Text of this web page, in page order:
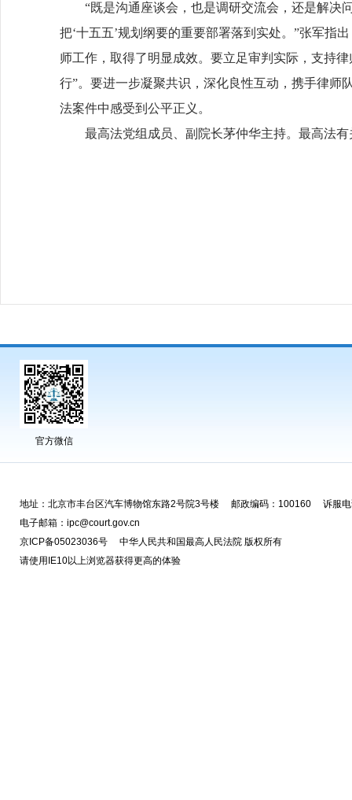
“既是沟通座谈会，也是调研交流会，还是解决问
把‘十五五’规划纲要的重要部署落到实处。”张军指
师工作，取得了明显成效。要立足审判实际，支持
行”。要进一步凝聚共识，深化良性互动，携手律师
法案件中感受到公平正义。
最高法党组成员、副院长茅仲华主持。最高法有
官方微信
地址：北京市丰台区汽车博物馆东路2号院3号楼 邮政编码：100160 诉服
电子邮箱：ipc@court.gov.cn
京ICP备05023036号 中华人民共和国最高人民法院 版权所有
请使用IE10以上浏览器获得更高的体验